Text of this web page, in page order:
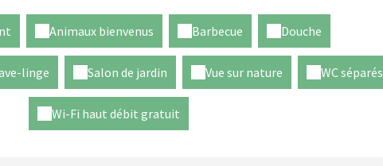
Animaux bienvenus Barbecue Douche
linge Salon de jardin Vue sur nature WC séparés
Wi-Fi haut débit gratuit